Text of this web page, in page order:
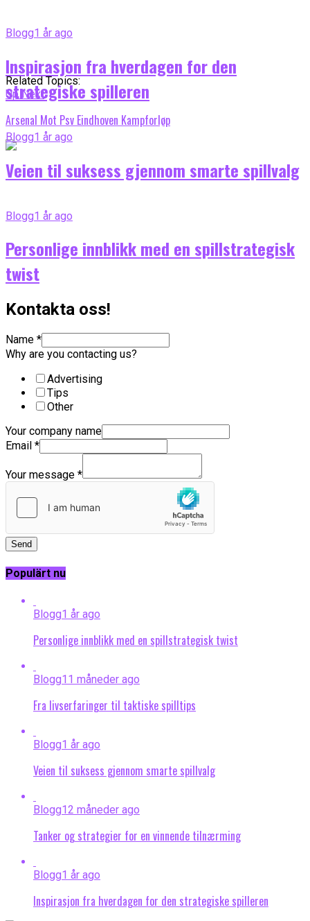
Related Topics:
Up Next
Arsenal Mot Psv Eindhoven Kampforløp
Blogg1 år ago
Inspirasjon fra hverdagen for den
strategiske spilleren
Blogg1 år ago
Veien til suksess gjennom smarte spillvalg
Blogg1 år ago
Personlige innblikk med en spillstrategisk
twist
Kontakta oss!
Name *
Why are you contacting us?
Advertising
Tips
Other
Your company name
Email *
Your message *
Send
Populärt nu
Blogg1 år ago
Personlige innblikk med en spillstrategisk twist
Blogg11 måneder ago
Fra livserfaringer til taktiske spilltips
Blogg1 år ago
Veien til suksess gjennom smarte spillvalg
Blogg12 måneder ago
Tanker og strategier for en vinnende tilnærming
Blogg1 år ago
Inspirasjon fra hverdagen for den strategiske spilleren